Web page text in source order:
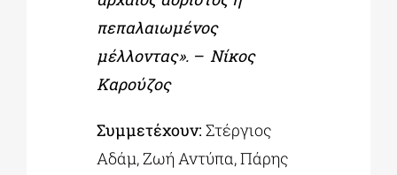
πεπαλαιωμένος
μέλλοντας». – Νίκος
Καρούζος
Συμμετέχουν: Στέργιος
Αδάμ, Ζωή Αντύπα, Πάρης